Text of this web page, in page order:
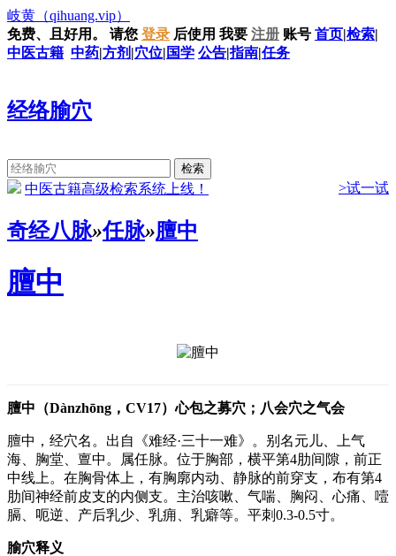
岐黄 （qihuang.vip）
免费、且好用。
请您 登录 后使用 我要 注册 账号 首页|检索|
中医古籍 中药|方剂 |穴位| 国学 公告|指南|任务
经络腧穴
中医古籍高级检索系统上线！ >试一试
奇经八脉»任脉»膻中
膻中
膻中（Dànzhōng，CV17）心包之募穴；八会穴之气会
膻中，经穴名。出自《难经·三十一难》。别名元儿、上气
海、胸堂、亶中。属任脉。位于胸部，横平第4肋间隙，前正
中线上。在胸骨体上，有胸廓内动、静脉的前穿支，布有第4
肋间神经前皮支的内侧支。主治咳嗽、气喘、胸闷、心痛、噎
膈、呃逆、产后乳少、乳痈、乳癖等。平刺0.3-0.5寸。
腧穴释义